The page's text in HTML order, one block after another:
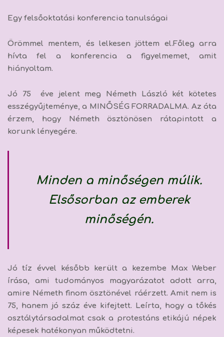
Egy felsőoktatási konferencia tanulságai
Örömmel mentem, és lelkesen jöttem el.Főleg arra
hívta fel a konferencia a figyelmemet, amit
hiányoltam.
Jó 75 éve jelent meg Németh László két kötetes
esszégyűjteménye, a MINŐSÉG FORRADALMA. Az óta
érzem, hogy Németh ösztönösen rátapintott a
korunk lényegére.
Minden a minőségen múlik.
Elsősorban az emberek
minőségén.
Jó tíz évvel később került a kezembe Max Weber
írása, ami tudományos magyarázatot adott arra,
amire Németh finom ösztönével ráérzett. Amit nem is
75, hanem jó száz éve kifejtett. Leírta, hogy a tőkés
osztálytársadalmat csak a protestáns etikájú népek
képesek hatékonyan működtetni.